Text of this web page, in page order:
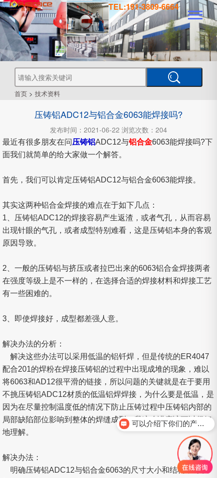
TEL:191-3809-6664
首页 > 技术资料
压铸铝ADC12与铝合金6063能焊接吗?
发布时间：2021-06-22 浏览次数：204
最近有很多朋友在问压铸铝ADC12与铝合金6063能焊接吗?下
面我们就简单的给大家做一个解答。
首先，我们可以肯定压铸铝ADC12与铝合金6063能焊接。
其实这两种铝合金焊接的难点在于如下几点：
1、压铸铝ADC12的焊接容易产生返渣，或者气孔，从而容易
出现针眼的气孔，或者成型特别难看，这是压铸铝本身的客观
原因导致。
2、一般的压铸铝与挤压或者拉巴出来的6063铝合金焊接两者
在强度等级上是不一样的，在选择合适的焊接材料和焊接工艺
有一些困难的。
3、即使焊接好，成型都差强人意。
解决办法的分析：
解决这些办法可以采用低温的铝钎焊，但是传统的ER4047
配合201的焊粉在焊接压铸铝的过程中出现成堆的现象，难以
将6063和AD12很平滑的链接，所以问题的关键就是在于要用
不挑压铸铝ADC12材质的低温铝焊焊接，为什么要是低温，是
因为在尽量控制温度低的情况下防止压铸过程中压铸铝内部的
局部缺陷部位影响到整体的焊缝成型，我这么讲应该可以很好
地理解。
解决办法：
明确压铸铝ADC12与铝合金6063的尺寸大小和结构，可以
真
空管
炉
式
炉
CVD
PECVD
真
空
钎
焊
炉
真
空
烧
结
空
热
处
空
炉
可以介绍下你们的产品么？